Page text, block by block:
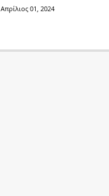
Απρίλιος 01, 2024